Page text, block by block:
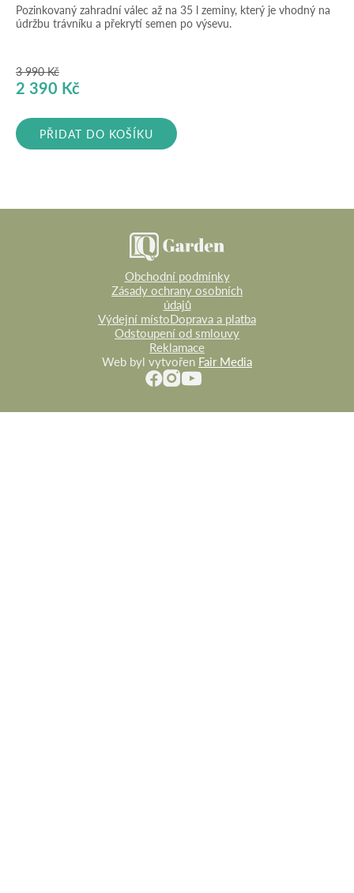
Pozinkovaný zahradní válec až na 35 l zeminy, který je vhodný na
údržbu trávníku a překrytí semen po výsevu.
3 990Kč
Původní
byla:
3
2 390 Kč
je:
2
PŘIDAT DO KOŠÍKU
Obchodní podmínky
Zásady ochrany osobních
údajů
Výdejní místoDoprava a platba
Odstoupení od smlouvy
Reklamace
Web byl vytvořen Fair Media